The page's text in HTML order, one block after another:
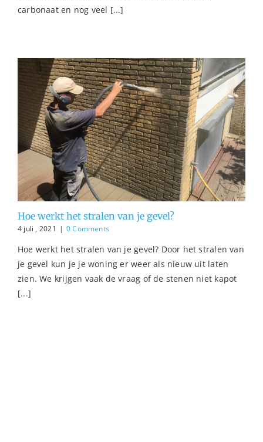
carbonaat en nog veel [...]
Hoe werkt het stralen van je gevel?
4 juli , 2021 | 0 Comments
Hoe werkt het stralen van je gevel? Door het stralen van
je gevel kun je je woning er weer als nieuw uit laten
zien. We krijgen vaak de vraag of de stenen niet kapot
[...]